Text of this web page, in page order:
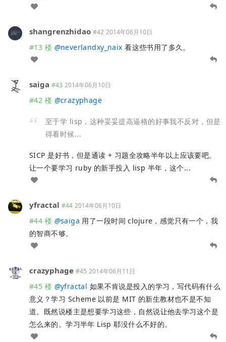
shangrenzhidao #42 2014年06月10日
#13 楼 @neverlandxy_naix 看这些书用了多久。
saiga #43 2014年06月10日
#42 楼 @crazyphage
至于学 lisp，这种妥妥提高逼格的好事我不反对，但是
得看时候...
SICP 是好书，但是通读 + 习题全攻略半年以上应该要吧。
让一个要学习 ruby 的新手投入 lisp 半年，这个...
yfractal #44 2014年06月10日
#44 楼 @saiga 用了一段时间 clojure，感觉只有一个，我
的智商不够。
crazyphage #45 2014年06月11日
#45 楼 @yfractal 如果不肯说是投入的学习，写代码有什么
意义？学习 Scheme 以前是 MIT 的新生教材也不是不知
道。既然说楼主是想要学习这些，自然说让他去学习这个是
怎么来的。学习半年 Lisp 耶没什么不好的。